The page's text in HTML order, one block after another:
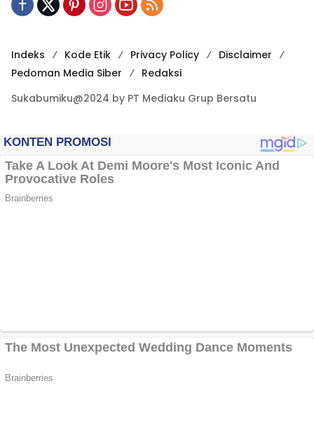
Indeks Kode Etik Privacy Policy
Disclaimer
Pedoman Media Siber
Redaksi
Sukabumiku@2024 by PT Mediaku Grup Bersatu